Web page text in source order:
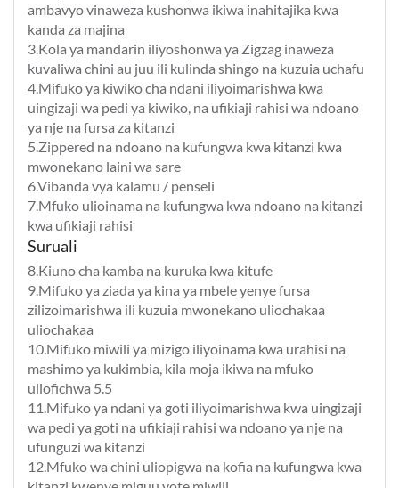
ambavyo vinaweza kushonwa ikiwa inahitajika kwa
kanda za majina
3.Kola ya mandarin iliyoshonwa ya Zigzag inaweza
kuvaliwa chini au juu ili kulinda shingo na kuzuia uchafu
4.Mifuko ya kiwiko cha ndani iliyoimarishwa kwa
uingizaji wa pedi ya kiwiko, na ufikiaji rahisi wa ndoano
ya nje na fursa za kitanzi
5.Zippered na ndoano na kufungwa kwa kitanzi kwa
mwonekano laini wa sare
6.Vibanda vya kalamu / penseli
7.Mfuko ulioinama na kufungwa kwa ndoano na kitanzi
kwa ufikiaji rahisi
Suruali
8.Kiuno cha kamba na kuruka kwa kitufe
9.Mifuko ya ziada ya kina ya mbele yenye fursa
zilizoimarishwa ili kuzuia mwonekano uliochakaa
uliochakaa
10.Mifuko miwili ya mizigo iliyoinama kwa urahisi na
mashimo ya kukimbia, kila moja ikiwa na mfuko
uliofichwa 5.5
11.Mifuko ya ndani ya goti iliyoimarishwa kwa uingizaji
wa pedi ya goti na ufikiaji rahisi wa ndoano ya nje na
ufunguzi wa kitanzi
12.Mfuko wa chini uliopigwa na kofia na kufungwa kwa